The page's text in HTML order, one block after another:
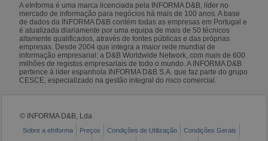
A eInforma é uma marca licenciada pela INFORMA D&B, líder no
mercado de informação para negócios há mais de 100 anos. A base
de dados da INFORMA D&B contém todas as empresas em Portugal e
é atualizada diariamente por uma equipa de mais de 50 técnicos
altamente qualificados, através de fontes públicas e das próprias
empresas. Desde 2004 que integra a maior rede mundial de
informação empresarial: a D&B Worldwide Network, com mais de 600
milhões de registos empresariais de todo o mundo. A INFORMA D&B
pertence à líder espanhola INFORMA D&B S.A. que faz parte do grupo
CESCE, especializado na gestão integral do risco comercial.
© INFORMA D&B, Lda
Sobre a eInforma Preços Condições de Utilização
Condições Gerais